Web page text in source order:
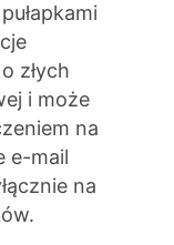
złych
i może
na
e-mail
na